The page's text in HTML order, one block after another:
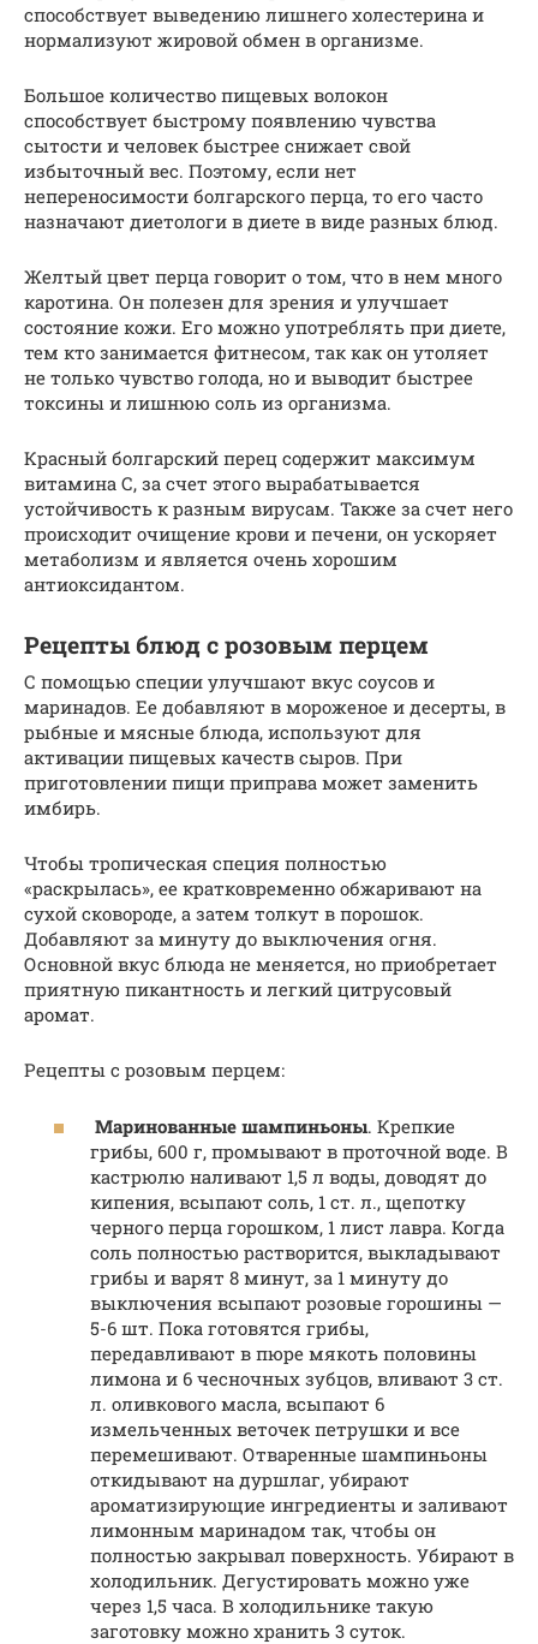
способствует выведению лишнего холестерина и
нормализуют жировой обмен в организме.
Большое количество пищевых волокон
способствует быстрому появлению чувства
сытости и человек быстрее снижает свой
избыточный вес. Поэтому, если нет
непереносимости болгарского перца, то его часто
назначают диетологи в диете в виде разных блюд.
Желтый цвет перца говорит о том, что в нем много
каротина. Он полезен для зрения и улучшает
состояние кожи. Его можно употреблять при диете,
тем кто занимается фитнесом, так как он утоляет
не только чувство голода, но и выводит быстрее
токсины и лишнюю соль из организма.
Красный болгарский перец содержит максимум
витамина С, за счет этого вырабатывается
устойчивость к разным вирусам. Также за счет него
происходит очищение крови и печени, он ускоряет
метаболизм и является очень хорошим
антиоксидантом.
Рецепты блюд с розовым перцем
С помощью специи улучшают вкус соусов и
маринадов. Ее добавляют в мороженое и десерты, в
рыбные и мясные блюда, используют для
активации пищевых качеств сыров. При
приготовлении пищи приправа может заменить
имбирь.
Чтобы тропическая специя полностью
«раскрылась», ее кратковременно обжаривают на
сухой сковороде, а затем толкут в порошок.
Добавляют за минуту до выключения огня.
Основной вкус блюда не меняется, но приобретает
приятную пикантность и легкий цитрусовый
аромат.
Рецепты с розовым перцем:
Маринованные шампиньоны. Крепкие
грибы, 600 г, промывают в проточной воде. В
кастрюлю наливают 1,5 л воды, доводят до
кипения, всыпают соль, 1 ст. л., щепотку
черного перца горошком, 1 лист лавра. Когда
соль полностью растворится, выкладывают
грибы и варят 8 минут, за 1 минуту до
выключения всыпают розовые горошины —
5-6 шт. Пока готовятся грибы,
передавливают в пюре мякоть половины
лимона и 6 чесночных зубцов, вливают 3 ст.
л. оливкового масла, всыпают 6
измельченных веточек петрушки и все
перемешивают. Отваренные шампиньоны
откидывают на дуршлаг, убирают
ароматизирующие ингредиенты и заливают
лимонным маринадом так, чтобы он
полностью закрывал поверхность. Убирают в
холодильник. Дегустировать можно уже
через 1,5 часа. В холодильнике такую
заготовку можно хранить 3 суток.